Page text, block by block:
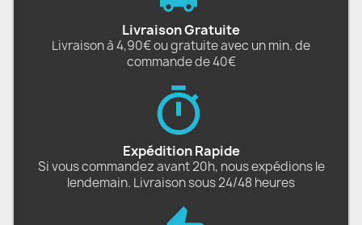
Livraison Gratuite
Livraison à 4,90€ ou gratuite avec un min. de
commande de 40€
Expédition Rapide
Si vous commandez avant 20h, nous expédions le
lendemain. Livraison sous 24/48 heures